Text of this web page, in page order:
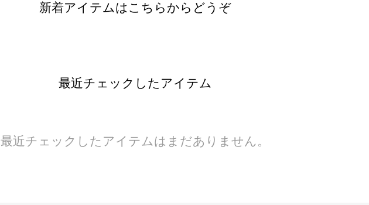
新着アイテムはこちらからどうぞ
最近チェックしたアイテム
最近チェックしたアイテムはまだありません。